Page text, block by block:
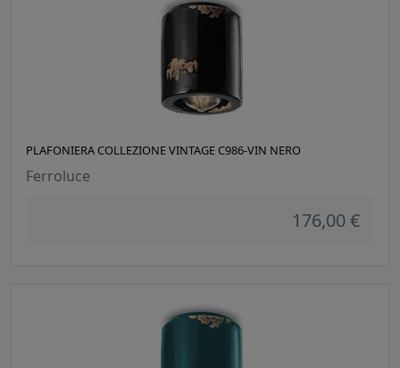
PLAFONIERA COLLEZIONE VINTAGE C986-VIN NERO
Ferroluce
176,00 €